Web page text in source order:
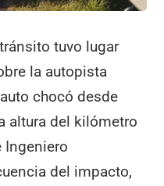
tuvo lugar
la autopista
chocó desde
altura del kilómetro
Ingeniero
del impacto,